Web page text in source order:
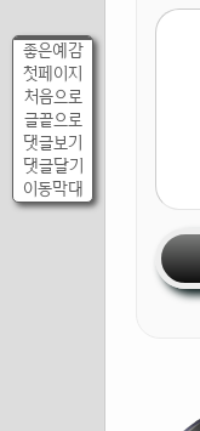
좋은예감
첫페이지
처음으로
글끝으로
댓글보기
댓글달기
이동막대